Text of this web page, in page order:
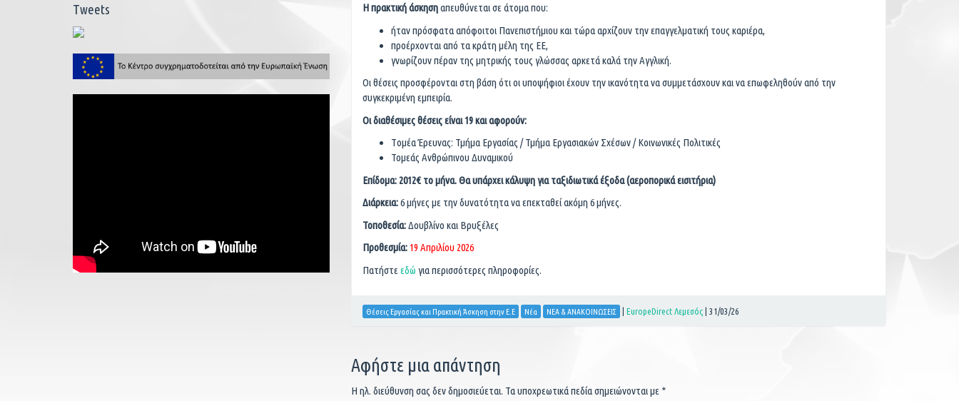
Η πρακτική άσκησηαπευθύνεται σε άτομα που:
ήταν πρόσφατα απόφοιτοι Πανεπιστήμιου και τώρα αρχίζουν την επαγγελματική τους καριέρα,
προέρχονται από τα κράτη μέλη της ΕΕ,
γνωρίζουν πέραν της μητρικής τους γλώσσας αρκετά καλά την Αγγλική.
Οι θέσεις προσφέρονται στη βάση ότι οι υποψήφιοι έχουν την ικανότητα να συμμετάσχουν και να επωφεληθούν από την
συγκεκριμένη εμπειρία.
Οι διαθέσιμες θέσεις είναι 19 και αφορούν:
Tομέα Έρευνας: Τμήμα Εργασίας / Τμήμα Εργασιακών Σχέσων / Κοινωνικές Πολιτικές
Τομεάς Ανθρώπινου Δυναμικού
Επίδομα: 2012€ το μήνα. Θα υπάρχει κάλυψη για ταξιδιωτικά έξοδα (αεροπορικά εισιτήρια)
Διάρκεια:6 μήνες με την δυνατότητα να επεκταθεί ακόμη 6 μήνες.
Τοποθεσία:Δουβλίνο και Βρυξέλες
Προθεσμία: 19 Απριλίου 2026
Πατήστε εδώ για περισσότερες πληροφορίες.
Θέσεις Εργασίας και Πρακτική Άσκηση στην Ε.Ε Νέα ΝΕΑ & ΑΝΑΚΟΙΝΩΣΕΙΣ EuropeDirect Λεμεσός 31/03/26
Αφήστε μια απάντηση
Η ηλ. διεύθυνση σας δεν δημοσιεύεται. Τα υποχρεωτικά πεδία σημειώνονται με *
Tweets